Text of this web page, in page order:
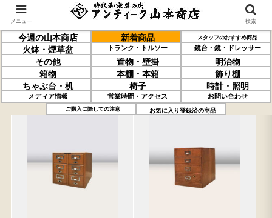
今週の山本商店 新着商品 スタッフのおすすめ商品
火鉢・煙草盆 トランク・トルソー 鏡台・鏡・ドレッサー
その他 置物・壁掛
明治物
箱物
本棚・本箱
飾り棚
ちゃぶ台・机
椅子 時計・照明
メディア情報 営業時間・アクセス お問い合わせ
ご購入に際しての注意 お気に入り登録済の商品
過去の取り扱い商品(5月15日分) 売約済の商品を非表示にする
メニュー 検索